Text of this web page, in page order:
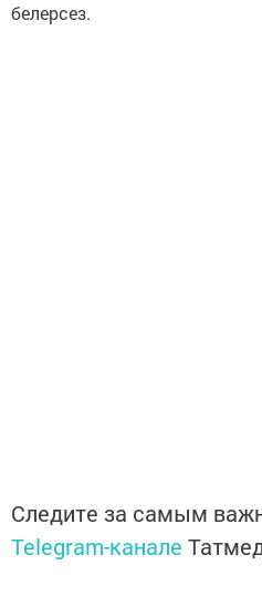
белерсез.
Следите за самым
Telegram-канале